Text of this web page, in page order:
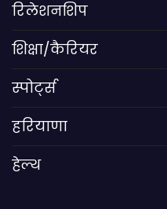
रिलेशनशिप
शिक्षा/कैरियर
स्पोर्ट्स
हरियाणा
हेल्थ